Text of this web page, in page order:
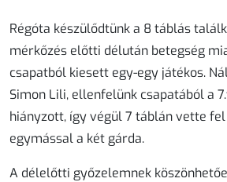
Régóta készülődtünk a 8 táblás
mérkőzés előtti délután betegség
csapatból kiesett egy-egy játékos.
Simon Lili, ellenfelünk csapatából a
hiányzott, így végül 7 táblán vette
egymással a két gárda.
A délelőtti győzelemnek